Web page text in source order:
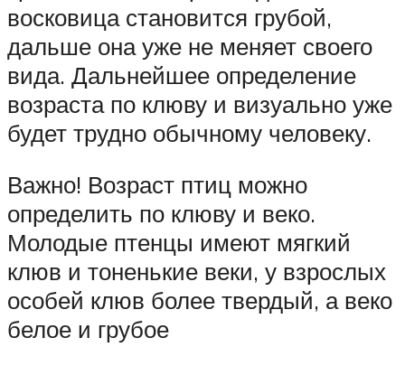
восковица становится грубой,
дальше она уже не меняет своего
вида. Дальнейшее определение
возраста по клюву и визуально уже
будет трудно обычному человеку.
Важно! Возраст птиц можно
определить по клюву и веко.
Молодые птенцы имеют мягкий
клюв и тоненькие веки, у взрослых
особей клюв более твердый, а веко
белое и грубое